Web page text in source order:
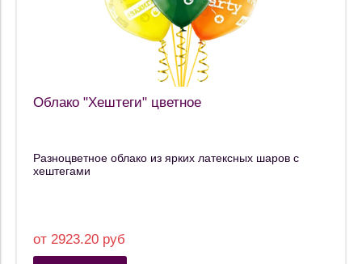
Облако "Хештеги" цветное
Разноцветное облако из ярких латексных шаров с
хештегами
от 2923.20 руб